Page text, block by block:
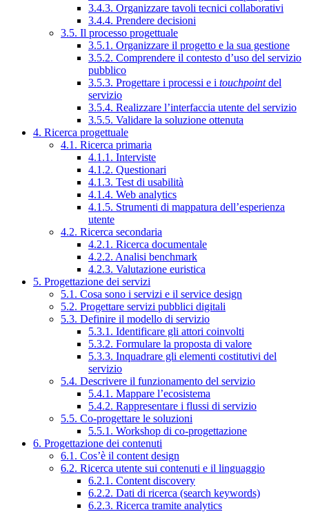
3.4.3. Organizzare tavoli tecnici collaborativi
3.4.4. Prendere decisioni
3.5. Il processo progettuale
3.5.1. Organizzare il progetto e la sua gestione
3.5.2. Comprendere il contesto d’uso del servizio
pubblico
3.5.3. Progettare i processi e i touchpointdel
servizio
3.5.4. Realizzare l’interfaccia utente del servizio
3.5.5. Validare la soluzione ottenuta
4. Ricerca progettuale
4.1. Ricerca primaria
4.1.1. Interviste
4.1.2. Questionari
4.1.3. Test di usabilità
4.1.4. Web analytics
4.1.5. Strumenti di mappatura dell’esperienza
utente
4.2. Ricerca secondaria
4.2.1. Ricerca documentale
4.2.2. Analisi benchmark
4.2.3. Valutazione euristica
5. Progettazione dei servizi
5.1. Cosa sono i servizi e il service design
5.2. Progettare servizi pubblici digitali
5.3. Definire il modello di servizio
5.3.1. Identificare gli attori coinvolti
5.3.2. Formulare la proposta di valore
5.3.3. Inquadrare gli elementi costitutivi del
servizio
5.4. Descrivere il funzionamento del servizio
5.4.1. Mappare l’ecosistema
5.4.2. Rappresentare i flussi di servizio
5.5. Co-progettare le soluzioni
5.5.1. Workshop di co-progettazione
6. Progettazione dei contenuti
6.1. Cos’è il content design
6.2. Ricerca utente sui contenuti e il linguaggio
6.2.1. Content discovery
6.2.2. Dati di ricerca (search keywords)
6.2.3. Ricerca tramite analytics